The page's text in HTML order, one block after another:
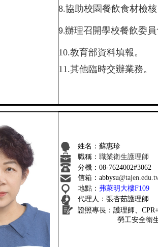
8.協助校園餐飲食材檢核
9.辦理召開學校餐飲委
10.教育部資料填報。
11.其他臨時交辦業務。
姓名：蘇惠珍
職稱： 職業衛生護理師
分機： 08-7624002#3062
信箱：abbysu
地點： 弗萊明大樓F109
代理人：張杏茹護理師
證照專長：護理師、
勞工安全衛